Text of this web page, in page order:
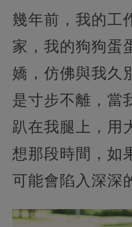
幾年前，我的工
家，我的狗狗蛋
嬌，仿佛與我久
是寸步不離，當
趴在我腿上，用
想那段時間，如
可能會陷入深深